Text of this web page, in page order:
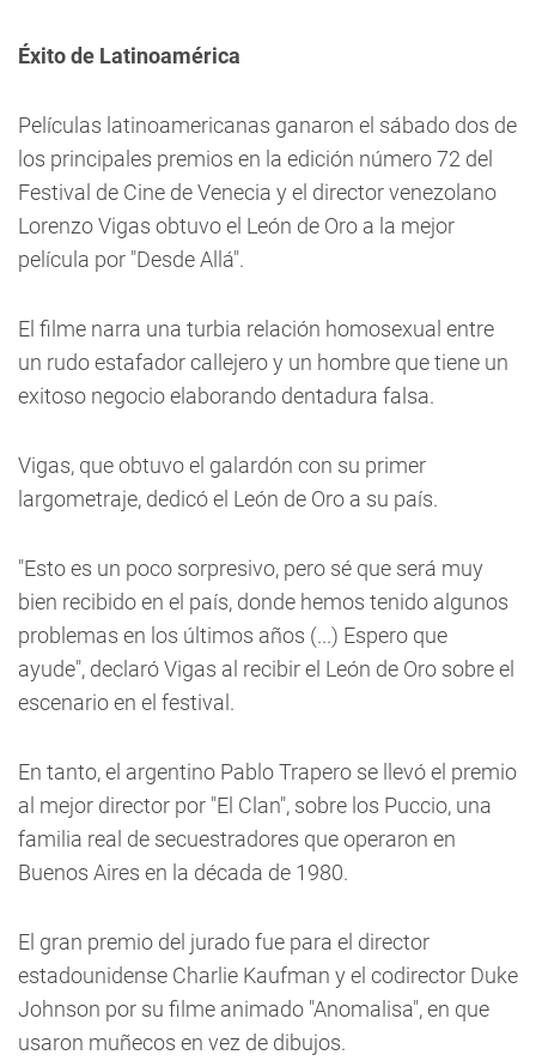
Éxito de Latinoamérica
Películas latinoamericanas ganaron el sábado dos de
los principales premios en la edición número 72 del
Festival de Cine de Venecia y el director venezolano
Lorenzo Vigas obtuvo el León de Oro a la mejor
película por "Desde Allá".
El filme narra una turbia relación homosexual entre
un rudo estafador callejero y un hombre que tiene un
exitoso negocio elaborando dentadura falsa.
Vigas, que obtuvo el galardón con su primer
largometraje, dedicó el León de Oro a su país.
"Esto es un poco sorpresivo, pero sé que será muy
bien recibido en el país, donde hemos tenido algunos
problemas en los últimos años (...) Espero que
ayude", declaró Vigas al recibir el León de Oro sobre el
escenario en el festival.
En tanto, el argentino Pablo Trapero se llevó el premio
al mejor director por "El Clan", sobre los Puccio, una
familia real de secuestradores que operaron en
Buenos Aires en la década de 1980.
El gran premio del jurado fue para el director
estadounidense Charlie Kaufman y el codirector Duke
Johnson por su filme animado "Anomalisa", en que
usaron muñecos en vez de dibujos.